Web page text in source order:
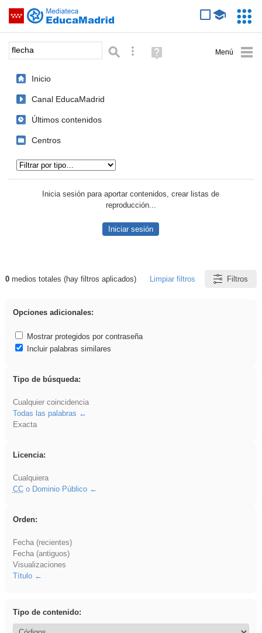
Saltar navegación
Palabra o frase: Búsqueda avanzada
Ayuda
(en
Inicio
Canal EducaMadrid
Últimos contenidos
Centros
Inicia sesión para aportar contenidos, crear listas de
reproducción...
Iniciar sesión
Resultados de: flecha
0medios totales (hay filtros aplicados) Limpiar filtros Filtros
Opciones adicionales:
Mostrar protegidos por contraseña
Incluir palabras similares
Tipo de búsqueda:
Cualquier coincidencia
Todas las palabras
Exacta
Licencia:
Cualquiera
CCo Dominio Público
Orden:
Fecha (recientes)
Fecha (antiguos)
Visualizaciones
Título
Tipo de contenido: